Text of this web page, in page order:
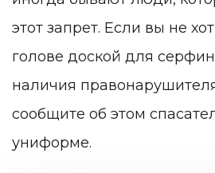
этот запрет. Если вы не
голове доской для
наличия
сообщите об этом
униформе.